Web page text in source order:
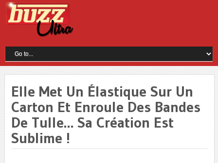
Elle Met Un Élastique Sur Un
Carton Et Enroule Des Bandes
De Tulle… Sa Création Est
Sublime !